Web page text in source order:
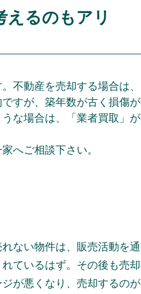
えるのもアリ
不動産を売却する場合は、
すが、築年数が古く損傷が
な場合は、「業者買取」が
へご相談下さい。
ない物件は、販売活動を通
ているはず。その後も売却
が悪くなり、売却するのが